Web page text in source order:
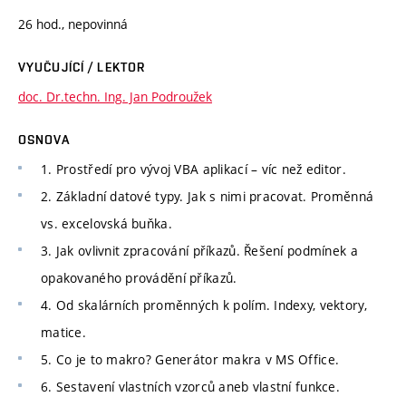
26 hod., nepovinná
VYUČUJÍCÍ / LEKTOR
doc. Dr.techn. Ing. Jan Podroužek
OSNOVA
1. Prostředí pro vývoj VBA aplikací – víc než editor.
2. Základní datové typy. Jak s nimi pracovat. Proměnná
vs. excelovská buňka.
3. Jak ovlivnit zpracování příkazů. Řešení podmínek a
opakovaného provádění příkazů.
4. Od skalárních proměnných k polím. Indexy, vektory,
matice.
5. Co je to makro? Generátor makra v MS Office.
6. Sestavení vlastních vzorců aneb vlastní funkce.